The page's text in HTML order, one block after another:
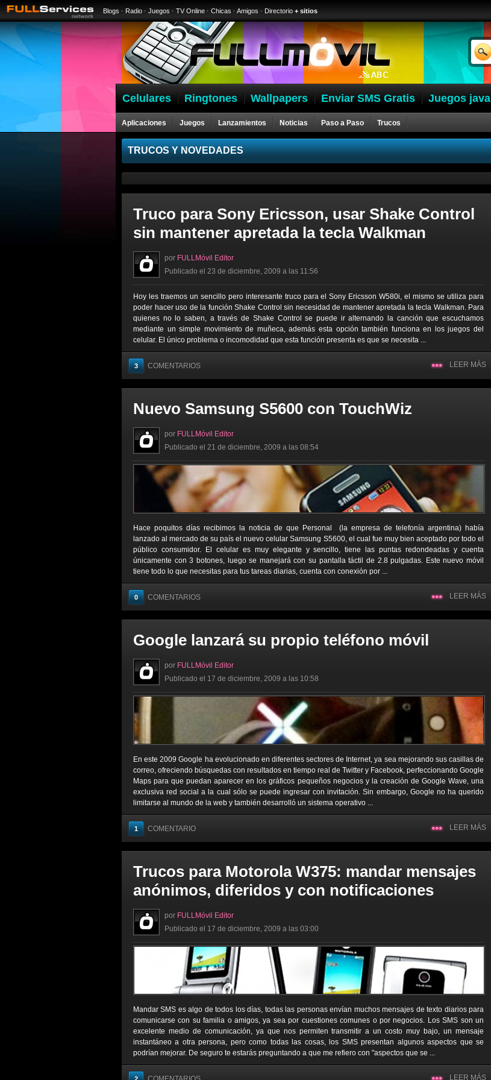
Blogs · Radio · Juegos · TV Online · Chicas · Amigos · Directorio + sitios
Celulares Ringtones Wallpapers Enviar SMS Gratis Juegos java
Aplicaciones Juegos Lanzamientos Noticias Paso a Paso Trucos
Celulares
TRUCOS Y NOVEDADES
Truco para Sony Ericsson, usar Shake Control
sin mantener apretada la tecla Walkman
por FULLMóvil Editor
Publicado el 23 de diciembre, 2009 a las 11:56
Hoy les traemos un sencillo pero interesante truco para el Sony Ericsson W580i, el mismo se utiliza para
poder hacer uso de la función Shake Control sin necesidad de mantener apretada la tecla Walkman. Para
quienes no lo saben, a través de Shake Control se puede ir alternando la canción que escuchamos
mediante un simple movimiento de muñeca, además esta opción también funciona en los juegos del
celular. El único problema o incomodidad que esta función presenta es que se necesita ...
3 COMENTARIOS LEER MÁS
Nuevo Samsung S5600 con TouchWiz
por FULLMóvil Editor
Publicado el 21 de diciembre, 2009 a las 08:54
Hace poquitos días recibimos la noticia de que Personal (la empresa de telefonía argentina) había
lanzado al mercado de su país el nuevo celular Samsung S5600, el cual fue muy bien aceptado por todo el
público consumidor. El celular es muy elegante y sencillo, tiene las puntas redondeadas y cuenta
únicamente con 3 botones, luego se manejará con su pantalla táctil de 2.8 pulgadas. Este nuevo móvil
tiene todo lo que necesitas para tus tareas diarias, cuenta con conexión por ...
0 COMENTARIOS LEER MÁS
Google lanzará su propio teléfono móvil
por FULLMóvil Editor
Publicado el 17 de diciembre, 2009 a las 10:58
En este 2009 Google ha evolucionado en diferentes sectores de Internet, ya sea mejorando sus casillas de
correo, ofreciendo búsquedas con resultados en tiempo real de Twitter y Facebook, perfeccionando Google
Maps para que puedan aparecer en los gráficos pequeños negocios y la creación de Google Wave, una
exclusiva red social a la cual sólo se puede ingresar con invitación. Sin embargo, Google no ha querido
limitarse al mundo de la web y también desarrolló un sistema operativo ...
1 COMENTARIO LEER MÁS
Trucos para Motorola W375: mandar mensajes
anónimos, diferidos y con notificaciones
por FULLMóvil Editor
Publicado el 17 de diciembre, 2009 a las 03:00
Mandar SMS es algo de todos los días, todas las personas envían muchos mensajes de texto diarios para
comunicarse con su familia o amigos, ya sea por cuestiones comunes o por negocios. Los SMS son un
excelente medio de comunicación, ya que nos permiten transmitir a un costo muy bajo, un mensaje
instantáneo a otra persona, pero como todas las cosas, los SMS presentan algunos aspectos que se
podrían mejorar. De seguro te estarás preguntando a que me refiero con "aspectos que se ...
LEER MÁS